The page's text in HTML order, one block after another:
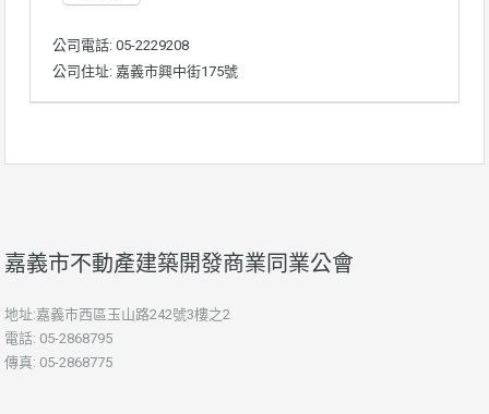
公司電話: 05-2229208
公司住址: 嘉義市興中街175號
嘉義市不動產建築開發商業同業公會
地址:嘉義市西區玉山路242號3樓之2
電話: 05-2868795
傳真: 05-2868775